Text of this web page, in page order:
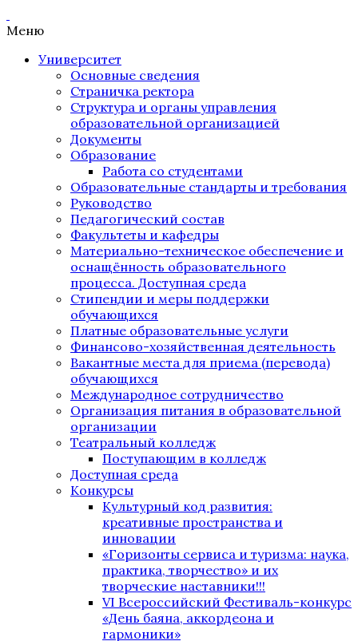
Меню
Университет
Основные сведения
Страничка ректора
Структура и органы управления
образовательной организацией
Документы
Образование
Работа со студентами
Образовательные стандарты и требования
Руководство
Педагогический состав
Факультеты и кафедры
Материально-техническое обеспечение и
оснащённость образовательного
процесса. Доступная среда
Стипендии и меры поддержки
обучающихся
Платные образовательные услуги
Финансово-хозяйственная деятельность
Вакантные места для приема (перевода)
обучающихся
Международное сотрудничество
Организация питания в образовательной
организации
Театральный колледж
Поступающим в колледж
Доступная среда
Конкурсы
Культурный код развития:
креативные пространства и
инновации
«Горизонты сервиса и туризма: наука,
практика, творчество» и их
творческие наставники!!!
VI Всероссийский Фестиваль-конкурс
«День баяна, аккордеона и
гармоники»